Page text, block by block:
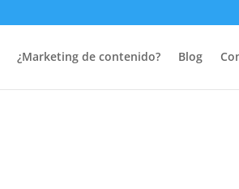
¿Marketing de contenido? Blog